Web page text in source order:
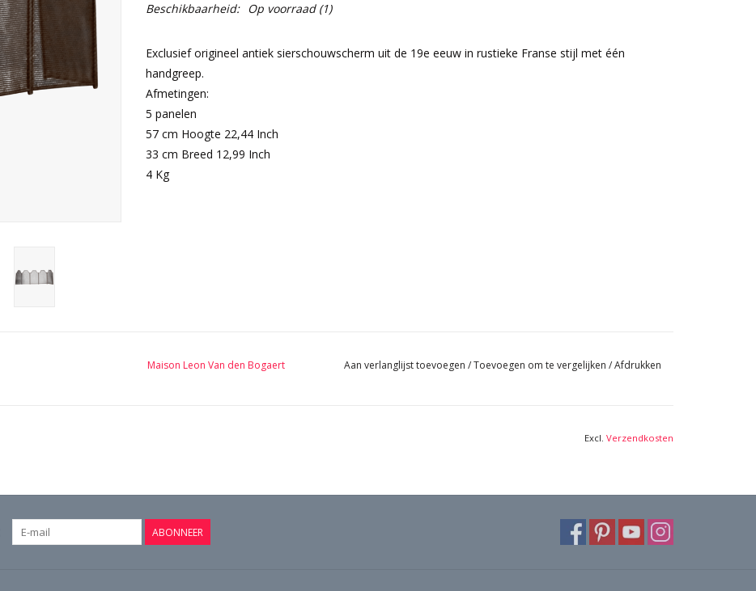
Beschikbaarheid:
Op voorraad(1)
Exclusief origineel antiek sierschouwscherm uit de 19e eeuw in rustieke Franse stijl met één
handgreep.
Afmetingen:
5 panelen
57 cm Hoogte 22,44 Inch
33 cm Breed 12,99 Inch
4 Kg
Maison Leon Van den Bogaert Aan verlanglijst toevoegen /Toevoegen om te vergelijken /Afdrukken
Excl. Verzendkosten
ABONNEER